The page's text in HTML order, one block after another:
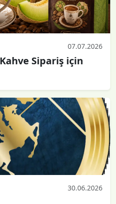
07.07.2026
Sipariş için
30.06.2026